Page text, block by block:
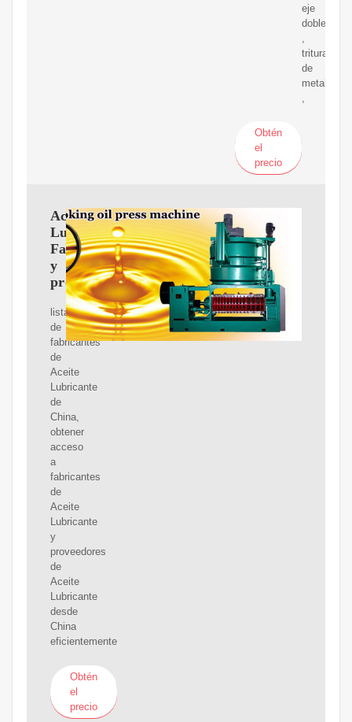
eje
doble
trituradora
de
metal
Obtén
el
precio
Aceite
Lubricante
Fabricantes
y
proveedores
lista
de
fabricantes
de
Aceite
Lubricante
de
China,
obtener
acceso
a
fabricantes
de
Aceite
Lubricante
y
proveedores
de
Aceite
Lubricante
desde
China
eficientemente
Obtén
el
precio